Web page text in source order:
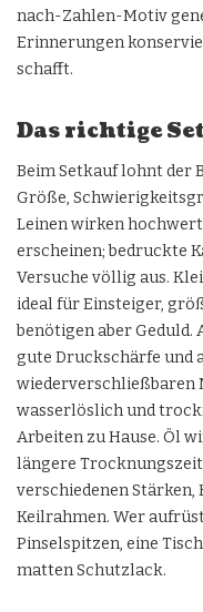
nach-Zahlen-Motiv
Erinnerungen
schafft.
Das richtige
Beim Setkauf lohnt der
Größe,
Leinen wirken
erscheinen; bedruckte
Versuche völlig aus.
ideal für Einsteiger,
benötigen aber Geduld.
gute Druckschärfe und
wiederverschließbaren
wasserlöslich und
Arbeiten zu Hause. Öl
längere
verschiedenen
Keilrahmen. Wer
Pinselspitzen, eine
matten Schutzlack.